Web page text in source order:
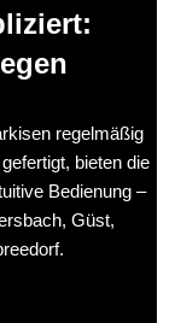
regelmäßig
bieten die
Bedienung –
Güst,